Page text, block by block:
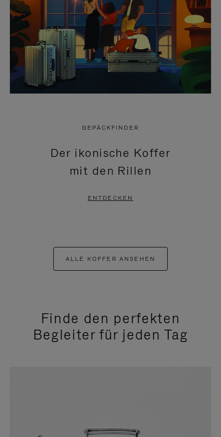
GEPÄCKFINDER
Der ikonische Koffer
mit den Rillen
ENTDECKEN
ALLE KOFFER ANSEHEN
Finde den perfekten
Begleiter für jeden Tag